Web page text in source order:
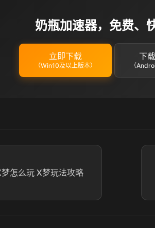
奶瓶加速器，免费、
立即下载
（Win10及以上版本）
下
（
怎么玩 X梦玩法攻略